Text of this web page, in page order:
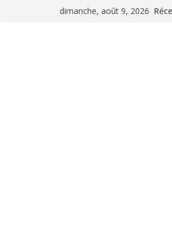
dimanche, août 9, 2026